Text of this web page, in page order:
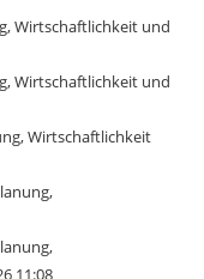
Wirtschaftlichkeit und
Wirtschaftlichkeit und
Wirtschaftlichkeit
11:08